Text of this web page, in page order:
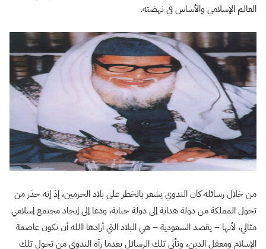
العالم الإسلامي والأساس في نهضته.
من خلال رسائله كان الندوي يشعر بالخطر على بلاد الحرمين، إذ إنه حذر من
تحول المملكة من دولة هداية إلى دولة جباية، ودعا إلى إيجاد مجتمع إسلامي
مثالي، لأنها – يقصد السعودية – هي البلاد التي أرادها االله أن تكون عاصمة
الإسلام ومعقل الدين، وتأتي تلك الرسائل بعدما رآه الندوي من تحول تلك